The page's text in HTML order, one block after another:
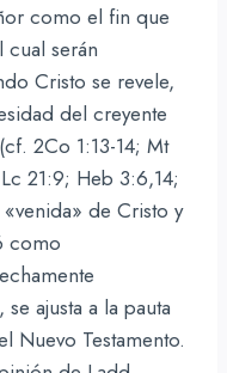
como el fin que
cual serán
Cristo se revele,
del creyente
2Co 1:13-14; Mt
21:9; Heb 3:6,14;
de Cristo y
como
ajusta a la pauta
Nuevo Testamento.